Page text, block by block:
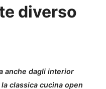
diverso
anche dagli interior
classica cucina open